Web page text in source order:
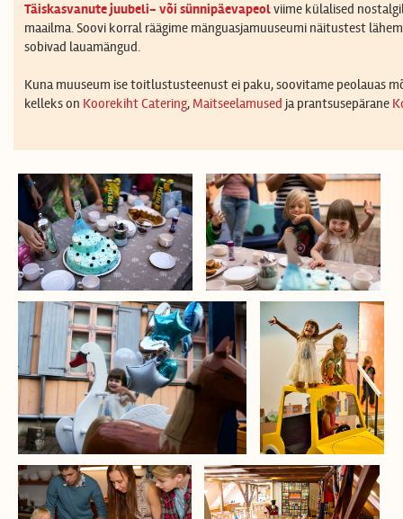
Täiskasvanute juubeli- või sünnipäevapeolviime külalised
maailma. Soovi korral räägime mänguasjamuuseumi näitustest
sobivad lauamängud.
Kuna muuseum ise toitlustusteenust ei paku, soovitame peolauas
kelleks on Koorekiht Catering, Maitseelamused ja prantsusepärane